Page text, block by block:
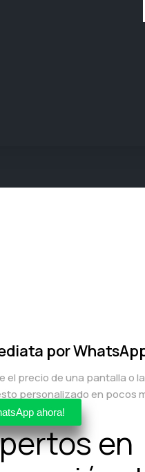
por
el precio de una pantalla o
personalizado en pocos
ahora!
en